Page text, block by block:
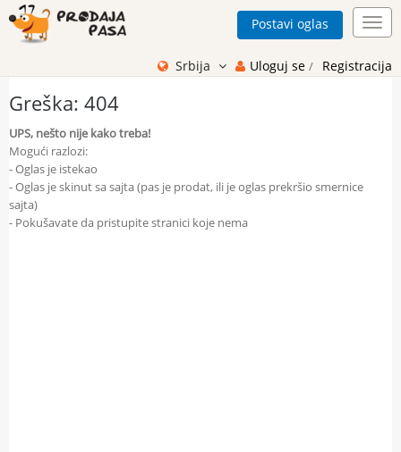
Srbija Uloguj se / Registracija
Postavi oglas
Greška: 404
UPS, nešto nije kako treba!
Mogući razlozi:
- Oglas je istekao
- Oglas je skinut sa sajta (pas je prodat, ili je oglas prekršio smernice
sajta)
- Pokušavate da pristupite stranici koje nema